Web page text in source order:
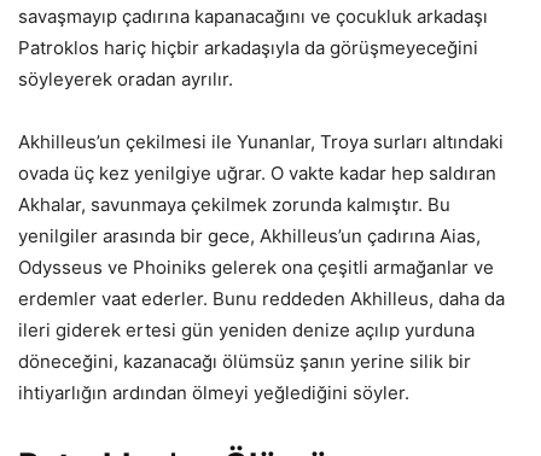
savaşmayıp çadırına kapanacağını ve çocukluk arkadaşı
Patroklos hariç hiçbir arkadaşıyla da görüşmeyeceğini
söyleyerek oradan ayrılır.
Akhilleus’un çekilmesi ile Yunanlar, Troya surları altındaki
ovada üç kez yenilgiye uğrar. O vakte kadar hep saldıran
Akhalar, savunmaya çekilmek zorunda kalmıştır. Bu
yenilgiler arasında bir gece, Akhilleus’un çadırına Aias,
Odysseus ve Phoiniks gelerek ona çeşitli armağanlar ve
erdemler vaat ederler. Bunu reddeden Akhilleus, daha da
ileri giderek ertesi gün yeniden denize açılıp yurduna
döneceğini, kazanacağı ölümsüz şanın yerine silik bir
ihtiyarlığın ardından ölmeyi yeğlediğini söyler.